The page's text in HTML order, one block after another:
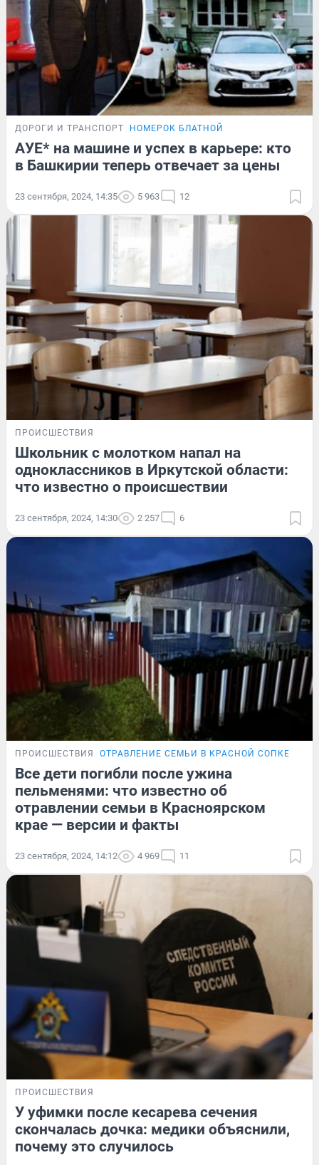
ДОРОГИ И ТРАНСПОРТ НОМЕРОК БЛАТНОЙ
АУЕ* на машине и успех в карьере: кто
в Башкирии теперь отвечает за цены
23 сентября, 2024, 14:35 5 963 12
ПРОИСШЕСТВИЯ
Школьник с молотком напал на
одноклассников в Иркутской области:
что известно о происшествии
23 сентября, 2024, 14:30 2 257 6
ПРОИСШЕСТВИЯ ОТРАВЛЕНИЕ СЕМЬИ В КРАСНОЙ СОПКЕ
Все дети погибли после ужина
пельменями: что известно об
отравлении семьи в Красноярском
крае — версии и факты
23 сентября, 2024, 14:12 4 969 11
ПРОИСШЕСТВИЯ
У уфимки после кесарева сечения
скончалась дочка: медики объяснили,
почему это случилось